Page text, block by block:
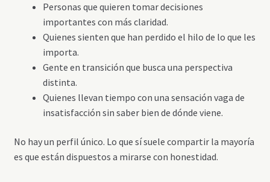
Personas que quieren tomar decisiones
importantes con más claridad.
Quienes sienten que han perdido el hilo de lo que les
importa.
Gente en transición que busca una perspectiva
distinta.
Quienes llevan tiempo con una sensación vaga de
insatisfacción sin saber bien de dónde viene.
No hay un perfil único. Lo que sí suele compartir la mayoría
es que están dispuestos a mirarse con honestidad.